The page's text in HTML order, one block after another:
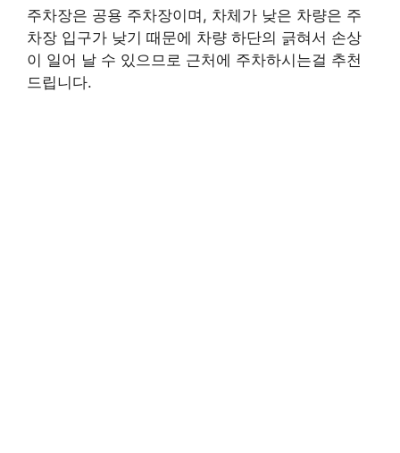
주차장은 공용 주차장이며, 차체가 낮은 차량은 주
차장 입구가 낮기 때문에 차량 하단의 긁혀서 손상
이 일어 날 수 있으므로 근처에 주차하시는걸 추천
드립니다.